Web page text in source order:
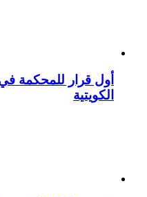
أول قرار للمحكمة
الكويتية